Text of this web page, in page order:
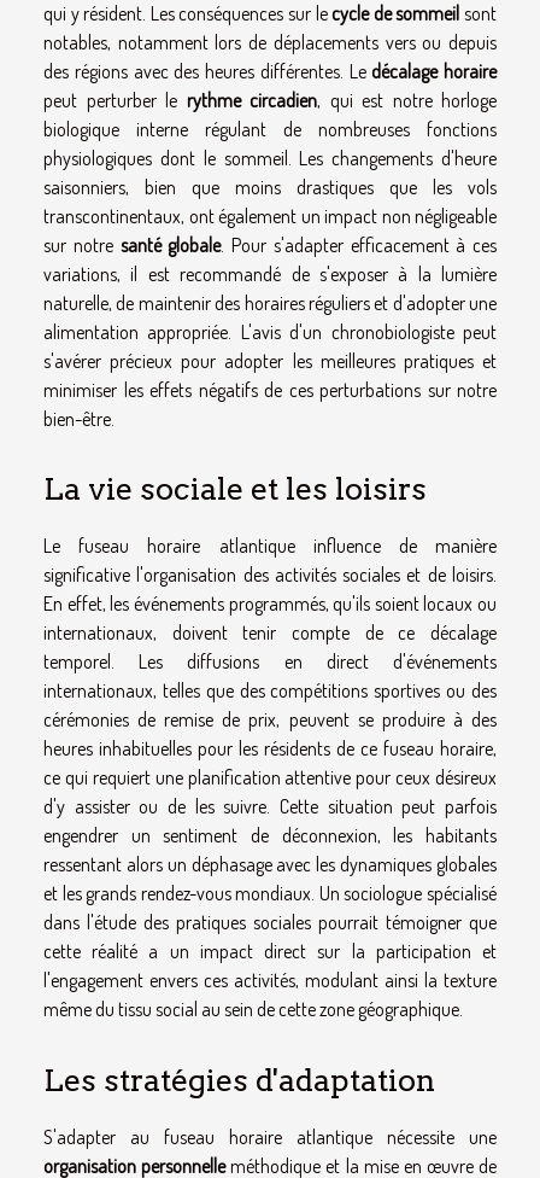
qui y résident. Les conséquences sur lecycle de sommeil sont
notables, notamment lors de déplacements vers ou depuis
des régions avec des heures différentes. Ledécalage horaire
peut perturber le rythme circadien, qui est notre horloge
biologique interne régulant de nombreuses fonctions
physiologiques dont le sommeil. Les changements d'heure
saisonniers, bien que moins drastiques que les vols
transcontinentaux, ont également un impact non négligeable
sur notre santé globale. Pour s'adapter efficacement à ces
variations, il est recommandé de s'exposer à la lumière
naturelle, de maintenir des horaires réguliers et d'adopter une
alimentation appropriée. L'avis d'un chronobiologiste peut
s'avérer précieux pour adopter les meilleures pratiques et
minimiser les effets négatifs de ces perturbations sur notre
bien-être.
La vie sociale et les loisirs
Le fuseau horaire atlantique influence de manière
significative l'organisation des activités sociales et de loisirs.
En effet, les événements programmés, qu'ils soient locaux ou
internationaux, doivent tenir compte de ce décalage
temporel. Les diffusions en direct d'événements
internationaux, telles que des compétitions sportives ou des
cérémonies de remise de prix, peuvent se produire à des
heures inhabituelles pour les résidents de ce fuseau horaire,
ce qui requiert une planification attentive pour ceux désireux
d'y assister ou de les suivre. Cette situation peut parfois
engendrer un sentiment de déconnexion, les habitants
ressentant alors un déphasage avec les dynamiques globales
et les grands rendez-vous mondiaux. Un sociologue spécialisé
dans l'étude des pratiques sociales pourrait témoigner que
cette réalité a un impact direct sur la participation et
l'engagement envers ces activités, modulant ainsi la texture
même du tissu social au sein de cette zone géographique.
Les stratégies d'adaptation
S'adapter au fuseau horaire atlantique nécessite une
organisation personnelleméthodique et la mise en œuvre de